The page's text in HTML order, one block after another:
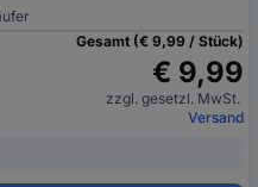
Gesamt (€ 9,99 / Stück)
€ 9,99
zzgl. gesetzl. MwSt.
Versand